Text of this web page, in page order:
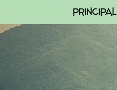
PRINCIPAL